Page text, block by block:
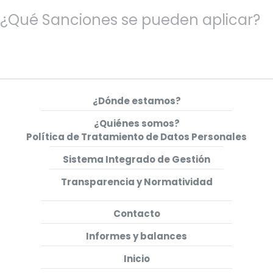
¿Qué Sanciones se pueden aplicar?
¿Dónde estamos?
¿Quiénes somos?
Política de Tratamiento de Datos Personales
Sistema Integrado de Gestión
Transparencia y Normatividad
Contacto
Informes y balances
Inicio